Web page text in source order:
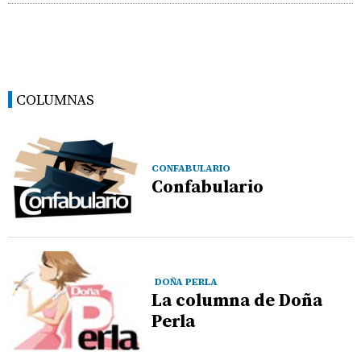
COLUMNAS
CONFABULARIO
Confabulario
DOÑA PERLA
La columna de Doña
Perla